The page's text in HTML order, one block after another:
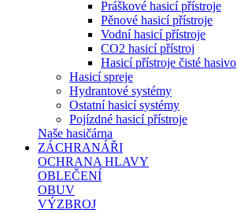
Práškové hasicí přístroje
Pěnové hasicí přístroje
Vodní hasicí přístroje
CO2 hasicí přístroj
Hasicí přístroje čisté hasivo
Hasicí spreje
Hydrantové systémy
Ostatní hasicí systémy
Pojízdné hasicí přístroje
Naše hasičárna
ZÁCHRANÁŘI
OCHRANA HLAVY
OBLEČENÍ
OBUV
VÝZBROJ